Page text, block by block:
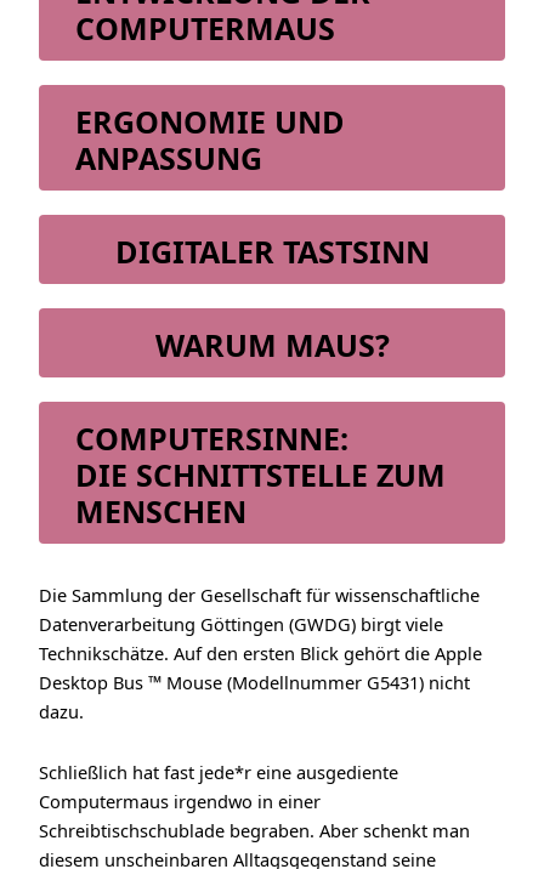
COMPUTERMAUS
ERGONOMIE UND
ANPASSUNG
DIGITALER TASTSINN
WARUM MAUS?
COMPUTERSINNE:
DIE SCHNITTSTELLE ZUM
MENSCHEN
Die Sammlung der Gesellschaft für wissenschaftliche
Datenverarbeitung Göttingen (GWDG) birgt viele
Technikschätze. Auf den ersten Blick gehört die Apple
Desktop Bus ™ Mouse (Modellnummer G5431) nicht
dazu.
Schließlich hat fast jede*r eine ausgediente
Computermaus irgendwo in einer
Schreibtischschublade begraben. Aber schenkt man
diesem unscheinbaren Alltagsgegenstand seine